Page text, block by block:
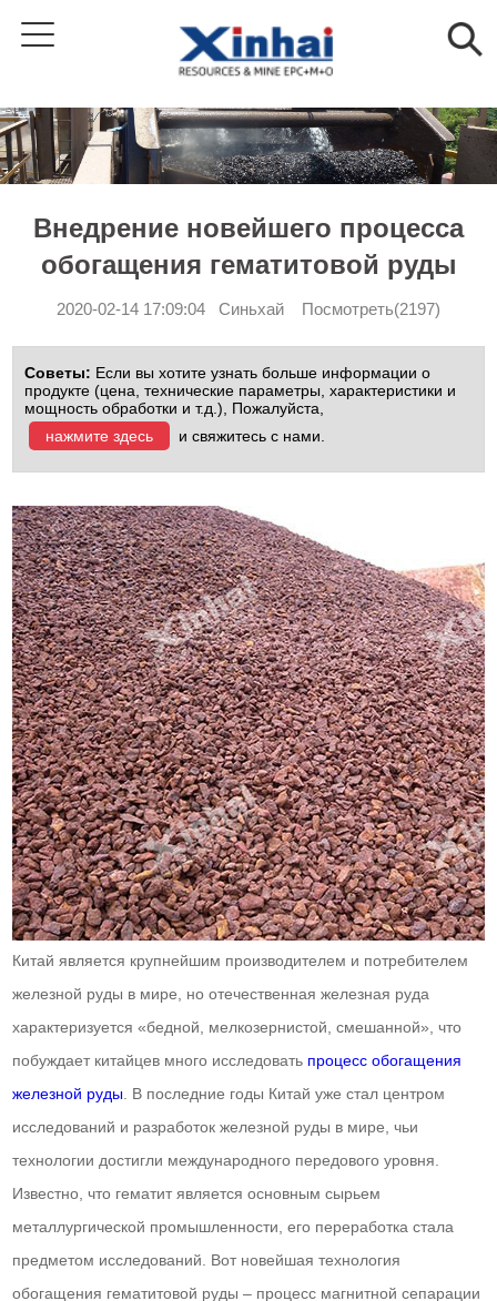
Внедрение новейшего процесса
обогащения гематитовой руды
2020-02-14 17:09:04 Синьхай Посмотреть(2197)
Советы: Если вы хотите узнать больше информации о
продукте (цена, технические параметры, характеристики и
мощность обработки и т.д.), Пожалуйста,
нажмите здесь
и свяжитесь с нами.
Китай является крупнейшим производителем и потребителем
железной руды в мире, но отечественная железная руда
характеризуется «бедной, мелкозернистой, смешанной», что
побуждает китайцев много исследовать процесс обогащения
железной руды . В последние годы Китай уже стал центром
исследований и разработок железной руды в мире, чьи
технологии достигли международного передового уровня.
Известно, что гематит является основным сырьем
металлургической промышленности, его переработка стала
предметом исследований. Вот новейшая технология
обогащения гематитовой руды – процесс магнитной сепарации